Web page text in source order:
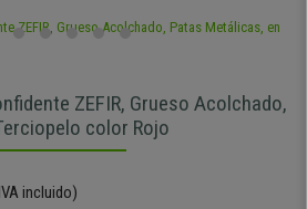
ZEFIR, Grueso Acolchado,
color Rojo
incluido)